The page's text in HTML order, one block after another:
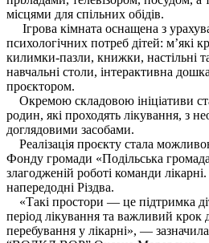
місцями для спільних обідів.
Ігрова кімната оснащена з
психологічних потреб дітей: м’які
килимки-пазли, книжки, настільні
навчальні столи, інтерактивна
проєктором.
Окремою складовою ініціативи
родин, які проходять лікування, з
доглядовими засобами.
Реалізація проєкту стала
Фонду громади «Подільська
злагодженій роботі команди
напередодні Різдва.
«Такі простори — це підтримка
період лікування та важливий крок
перебування у лікарні», —